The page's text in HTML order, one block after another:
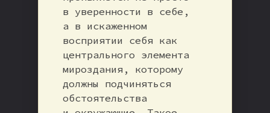
в уверенности в себе,
а в искаженном
восприятии себя как
центрального элемента
мироздания, которому
должны подчиняться
обстоятельства